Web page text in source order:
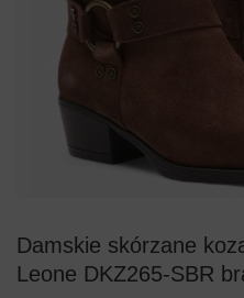
Damskie skórzane
Leone DKZ265-SBR